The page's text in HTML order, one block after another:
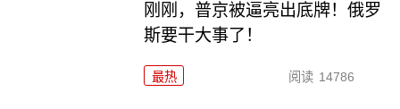
刚刚，普京被逼亮出底牌！俄罗
斯要干大事了！
最热 阅读 14786